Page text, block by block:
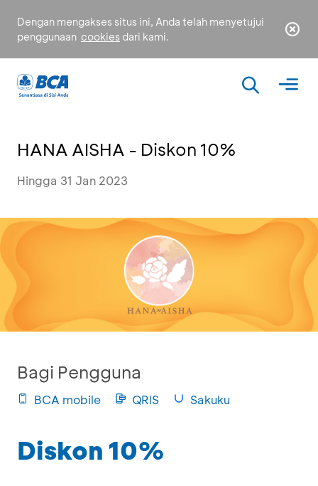
Dengan mengakses situs ini, Anda telah menyetujui
penggunaan cookies dari kami.
HANA AISHA - Diskon 10%
Hingga 31 Jan 2023
Bagi Pengguna
BCA mobile QRIS Sakuku
Diskon 10%